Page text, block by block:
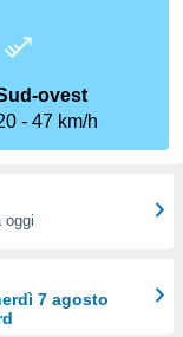
ovest
47 km/h
oggi
7 agosto